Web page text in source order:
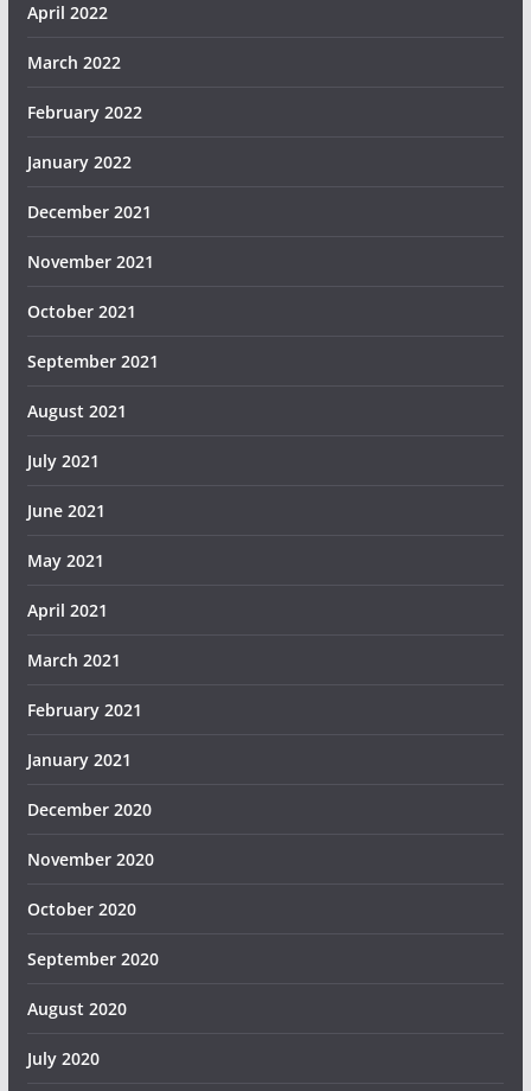
April 2022
March 2022
February 2022
January 2022
December 2021
November 2021
October 2021
September 2021
August 2021
July 2021
June 2021
May 2021
April 2021
March 2021
February 2021
January 2021
December 2020
November 2020
October 2020
September 2020
August 2020
July 2020